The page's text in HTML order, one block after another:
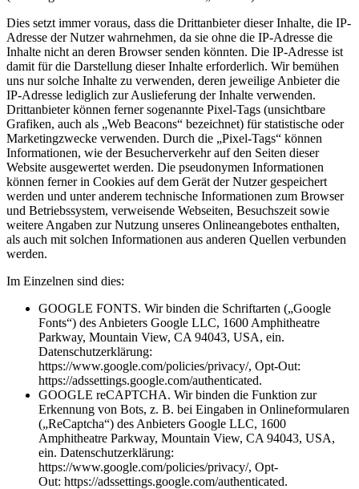
Dies setzt immer voraus, dass die Drittanbieter dieser Inhalte, die IP-
Adresse der Nutzer wahrnehmen, da sie ohne die IP-Adresse die
Inhalte nicht an deren Browser senden könnten. Die IP-Adresse ist
damit für die Darstellung dieser Inhalte erforderlich. Wir bemühen
uns nur solche Inhalte zu verwenden, deren jeweilige Anbieter die
IP-Adresse lediglich zur Auslieferung der Inhalte verwenden.
Drittanbieter können ferner sogenannte Pixel-Tags (unsichtbare
Grafiken, auch als „Web Beacons“ bezeichnet) für statistische oder
Marketingzwecke verwenden. Durch die „Pixel-Tags“ können
Informationen, wie der Besucherverkehr auf den Seiten dieser
Website ausgewertet werden. Die pseudonymen Informationen
können ferner in Cookies auf dem Gerät der Nutzer gespeichert
werden und unter anderem technische Informationen zum Browser
und Betriebssystem, verweisende Webseiten, Besuchszeit sowie
weitere Angaben zur Nutzung unseres Onlineangebotes enthalten,
als auch mit solchen Informationen aus anderen Quellen verbunden
werden.
Im Einzelnen sind dies:
GOOGLE FONTS. Wir binden die Schriftarten („Google
Fonts“) des Anbieters Google LLC, 1600 Amphitheatre
Parkway, Mountain View, CA 94043, USA, ein.
Datenschutzerklärung:
https://www.google.com/policies/privacy/, Opt-Out:
https://adssettings.google.com/authenticated.
GOOGLE reCAPTCHA. Wir binden die Funktion zur
Erkennung von Bots, z. B. bei Eingaben in Onlineformularen
(„ReCaptcha“) des Anbieters Google LLC, 1600
Amphitheatre Parkway, Mountain View, CA 94043, USA,
ein. Datenschutzerklärung:
https://www.google.com/policies/privacy/, Opt-
Out: https://adssettings.google.com/authenticated.